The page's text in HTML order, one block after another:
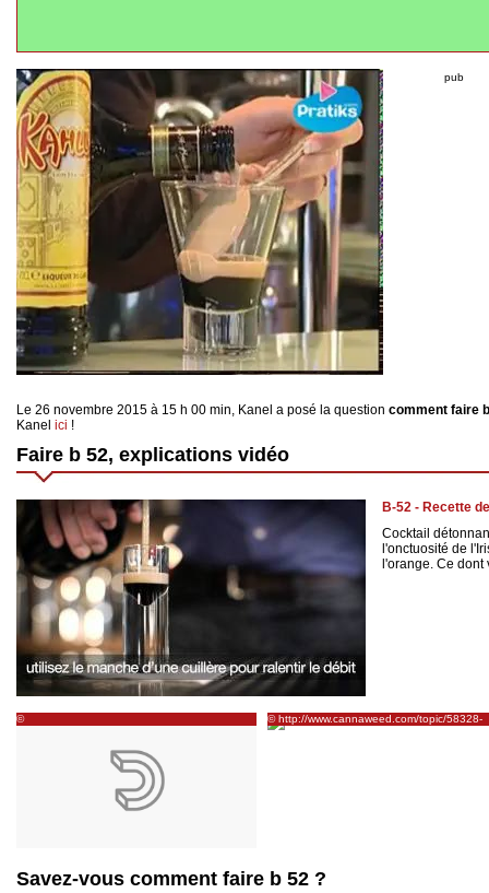
pub
Le 26 novembre 2015 à 15 h 00 min, Kanel a posé la question comment faire
Kanel ici !
Faire b 52, explications vidéo
B-52 - Recette
Cocktail
l'onctuosité de
l'orange. Ce dont
©
http://www.dailymotion.com/video/xffvnq_comment-
© http://www.cannaweed.com/topic/58328-
jdc2°session2200watt-mgone-budflo26/
Savez-vous comment faire b 52 ?